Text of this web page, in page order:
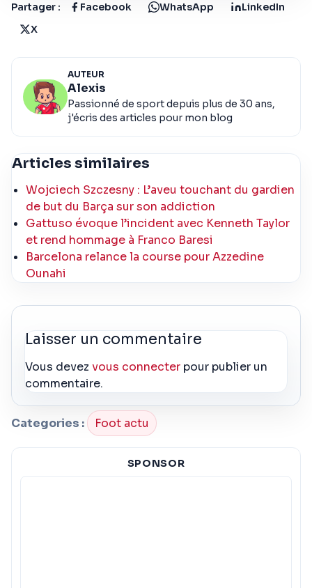
Partager : Facebook WhatsApp
LinkedIn
X
AUTEUR
Alexis
Passionné de sport depuis plus de 30 ans,
j'écris des articles pour mon blog
Articles similaires
Wojciech Szczesny : L’aveu touchant du gardien
de but du Barça sur son addiction
Gattuso évoque l’incident avec Kenneth Taylor
et rend hommage à Franco Baresi
Barcelona relance la course pour Azzedine
Ounahi
Laisser un commentaire
Vous devezvous connecter pour publier un
commentaire.
Categories : Foot actu
SPONSOR